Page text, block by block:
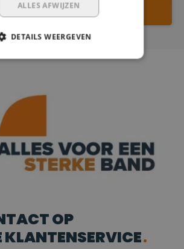
JE EIGEN REVIEW
OP
KLANTENSERVICE
ALLES AFWIJZEN
DETAILS WEERGEVEN